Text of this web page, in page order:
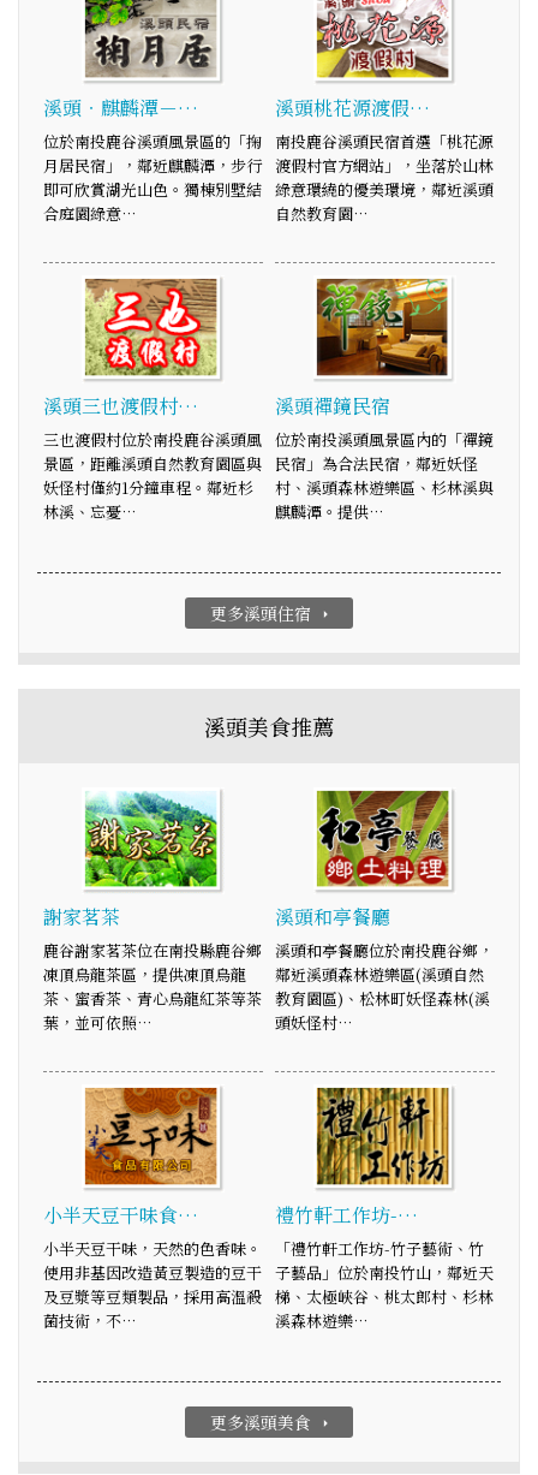
溪頭‧麒麟潭－…
位於南投鹿谷溪頭風景區的「掬
月居民宿」，鄰近麒麟潭，步行
即可欣賞湖光山色。獨棟別墅結
合庭園綠意…
溪頭桃花源渡假…
南投鹿谷溪頭民宿首選「桃花源
渡假村官方網站」，坐落於山林
綠意環繞的優美環境，鄰近溪頭
自然教育園…
溪頭三也渡假村…
三也渡假村位於南投鹿谷溪頭風
景區，距離溪頭自然教育園區與
妖怪村僅約1分鐘車程。鄰近杉
林溪、忘憂…
溪頭禪鏡民宿
位於南投溪頭風景區內的「禪鏡
民宿」為合法民宿，鄰近妖怪
村、溪頭森林遊樂區、杉林溪與
麒麟潭。提供…
更多溪頭住宿 arrow_right
溪頭美食推薦
謝家茗茶
鹿谷謝家茗茶位在南投縣鹿谷鄉
凍頂烏龍茶區，提供凍頂烏龍
茶、蜜香茶、青心烏龍紅茶等茶
葉，並可依照…
溪頭和亭餐廳
溪頭和亭餐廳位於南投鹿谷鄉，
鄰近溪頭森林遊樂區(溪頭自然
教育園區)、松林町妖怪森林(溪
頭妖怪村…
小半天豆干味食…
小半天豆干味，天然的色香味。
使用非基因改造黃豆製造的豆干
及豆漿等豆類製品，採用高溫殺
菌技術，不…
禮竹軒工作坊-…
「禮竹軒工作坊-竹子藝術、竹
子藝品」位於南投竹山，鄰近天
梯、太極峽谷、桃太郎村、杉林
溪森林遊樂…
更多溪頭美食 arrow_right